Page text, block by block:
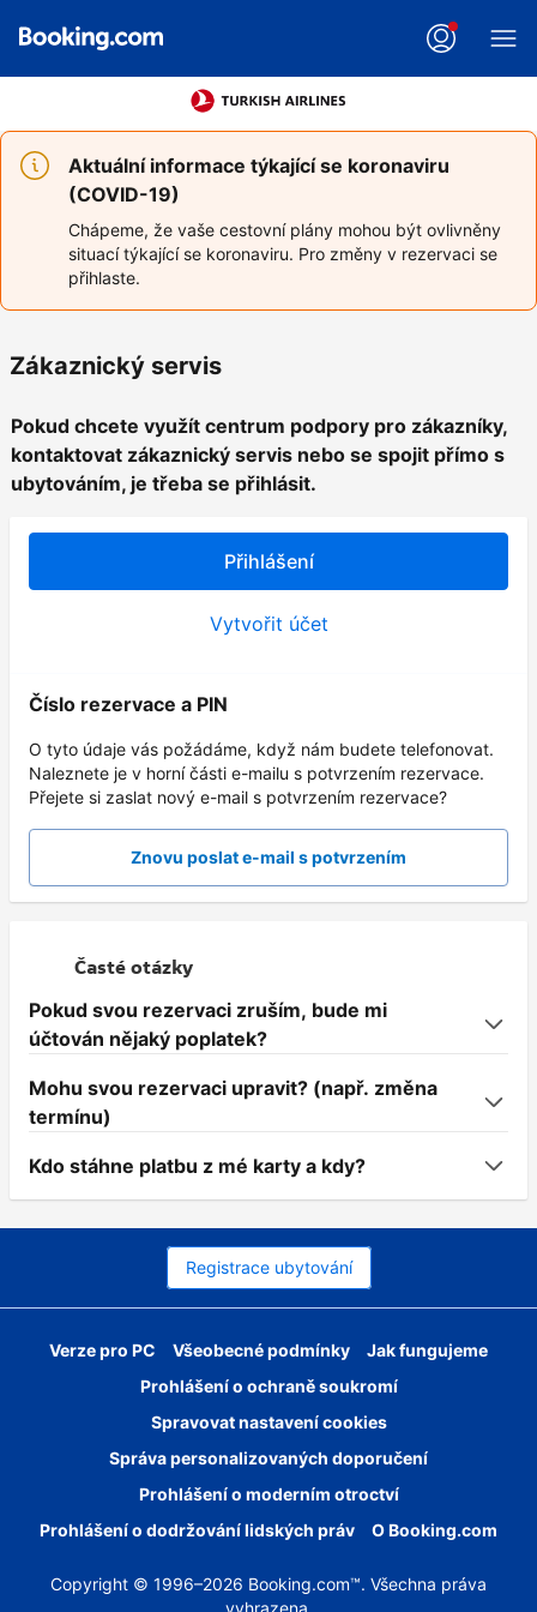
Aktuální informace týkající se koronaviru
(COVID-19)
Chápeme, že vaše cestovní plány mohou být ovlivněny
situací týkající se koronaviru. Pro změny v rezervaci se
přihlaste.
Zákaznický servis
Pokud chcete využít centrum podpory pro zákazníky,
kontaktovat zákaznický servis nebo se spojit přímo s
ubytováním, je třeba se přihlásit.
Přihlášení
Vytvořit účet
Číslo rezervace a PIN
O tyto údaje vás požádáme, když nám budete telefonovat.
Naleznete je v horní části e-mailu s potvrzením rezervace.
Přejete si zaslat nový e-mail s potvrzením rezervace?
Znovu poslat e-mail s potvrzením
Časté otázky
Pokud svou rezervaci zruším, bude mi
účtován nějaký poplatek?
Mohu svou rezervaci upravit? (např. změna
termínu)
Kdo stáhne platbu z mé karty a kdy?
Registrace ubytování
Verze pro PC Všeobecné podmínky
Jak fungujeme
Prohlášení o ochraně soukromí
Spravovat nastavení cookies
Správa personalizovaných doporučení
Prohlášení o moderním otroctví
Prohlášení o dodržování lidských práv
O Booking.com
Copyright © 1996–2026 Booking.com™. Všechna práva
vyhrazena.